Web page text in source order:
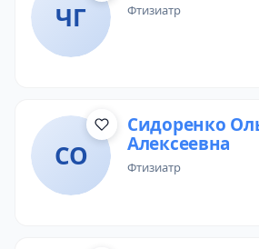
ЧГ фтизиатр
СО
Сидоренко
Алексеевна
фтизиатр